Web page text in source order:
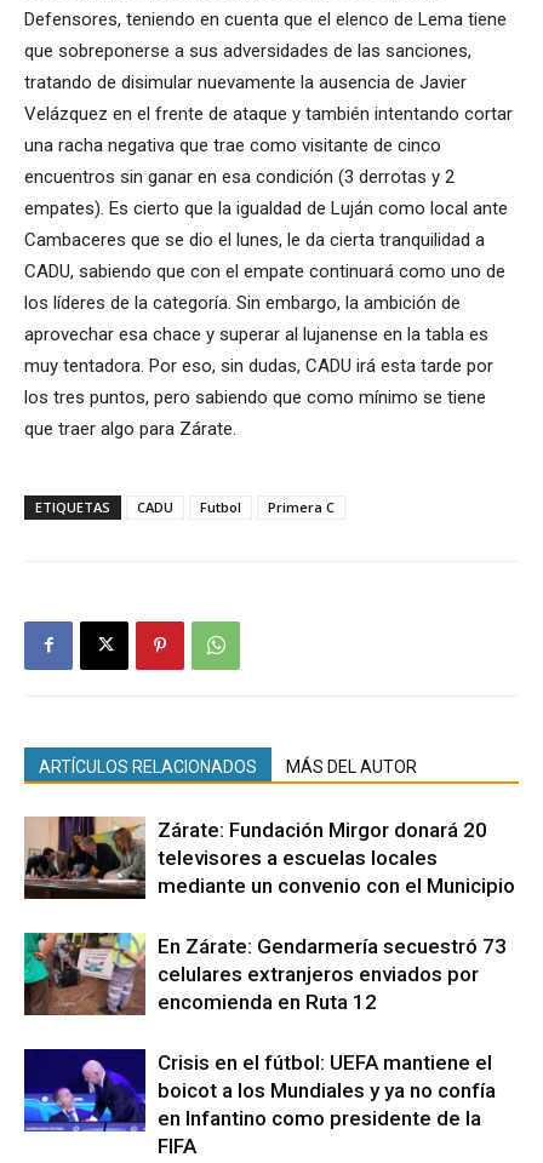
Defensores, teniendo en cuenta que el elenco de Lema tiene
que sobreponerse a sus adversidades de las sanciones,
tratando de disimular nuevamente la ausencia de Javier
Velázquez en el frente de ataque y también intentando cortar
una racha negativa que trae como visitante de cinco
encuentros sin ganar en esa condición (3 derrotas y 2
empates). Es cierto que la igualdad de Luján como local ante
Cambaceres que se dio el lunes, le da cierta tranquilidad a
CADU, sabiendo que con el empate continuará como uno de
los líderes de la categoría. Sin embargo, la ambición de
aprovechar esa chace y superar al lujanense en la tabla es
muy tentadora. Por eso, sin dudas, CADU irá esta tarde por
los tres puntos, pero sabiendo que como mínimo se tiene
que traer algo para Zárate.
ETIQUETAS CADU Futbol Primera C
ARTÍCULOS RELACIONADOS MÁS DEL AUTOR
Zárate: Fundación Mirgor donará 20
televisores a escuelas locales
mediante un convenio con el Municipio
En Zárate: Gendarmería secuestró 73
celulares extranjeros enviados por
encomienda en Ruta 12
Crisis en el fútbol: UEFA mantiene el
boicot a los Mundiales y ya no confía
en Infantino como presidente de la
FIFA